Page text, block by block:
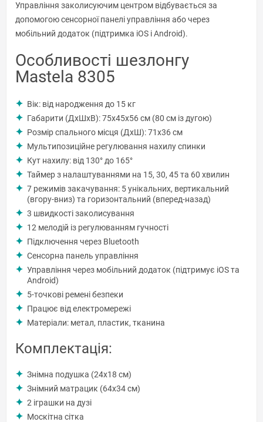
Управління заколисуючим центром відбувається за
допомогою сенсорної панелі управління або через
мобільний додаток (підтримка iOS і Android).
Особливості шезлонгу
Mastela 8305
Вік: від народження до 15 кг
Габарити (ДхШхВ): 75х45х56 см (80 см із дугою)
Розмір спального місця (ДхШ): 71х36 см
Мультипозиційне регулювання нахилу спинки
Кут нахилу: від 130° до 165°
Таймер з налаштуваннями на 15, 30, 45 та 60 хвилин
7 режимів закачування: 5 унікальних, вертикальний
(вгору-вниз) та горизонтальний (вперед-назад)
3 швидкості заколисування
12 мелодій із регулюванням гучності
Підключення через Bluetooth
Сенсорна панель управління
Управління через мобільний додаток (підтримує iOS та
Android)
5-точкові ремені безпеки
Працює від електромережі
Матеріали: метал, пластик, тканина
Комплектація:
Знімна подушка (24х18 см)
Знімний матрацик (64х34 см)
2 іграшки на дузі
Москітна сітка